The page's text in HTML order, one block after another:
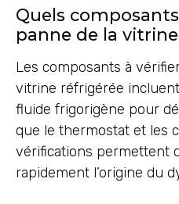
Quels
panne de la
Les composants à
vitrine réfrigérée
fluide frigorigène pour
que le thermostat et les
vérifications permettent
rapidement l’origine du